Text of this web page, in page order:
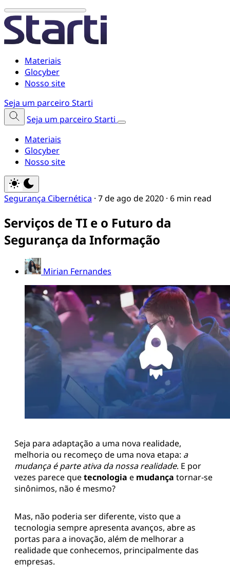
Materiais
Glocyber
Nosso site
Seja um parceiro Starti
Seja um parceiro Starti
Materiais
Glocyber
Nosso site
Segurança Cibernética · 7 de ago de 2020 · 6 min read
Serviços de TI e o Futuro da
Segurança da Informação
Mirian Fernandes
Seja para adaptação a uma nova realidade,
melhoria ou recomeço de uma nova etapa: a
mudança é parte ativa da nossa realidade. E por
vezes parece quetecnologia e mudança tornar-se
sinônimos, não é mesmo?
Mas, não poderia ser diferente, visto que a
tecnologia sempre apresenta avanços, abre as
portas para a inovação, além de melhorar a
realidade que conhecemos, principalmente das
empresas.